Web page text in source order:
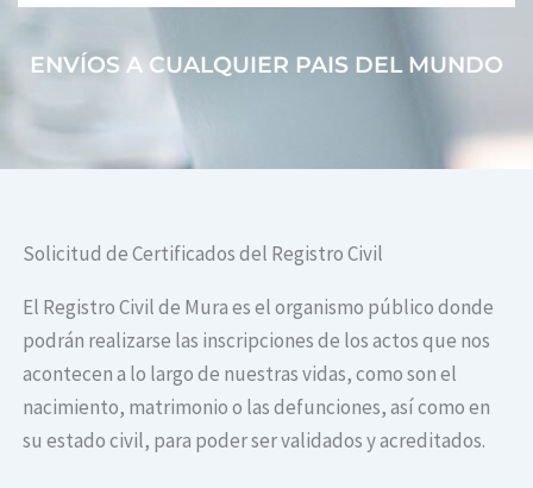
ENVÍOS A CUALQUIER PAIS DEL MUNDO
Solicitud de Certificados del Registro Civil
El Registro Civil de Mura es el organismo público donde
podrán realizarse las inscripciones de los actos que nos
acontecen a lo largo de nuestras vidas, como son el
nacimiento, matrimonio o las defunciones, así como en
su estado civil, para poder ser validados y acreditados.